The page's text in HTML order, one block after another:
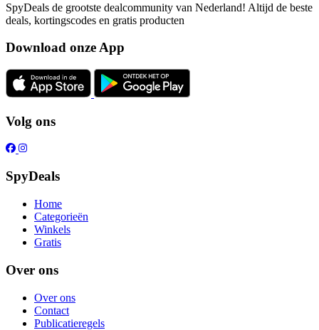
SpyDeals de grootste dealcommunity van Nederland! Altijd de beste
deals, kortingscodes en gratis producten
Download onze App
Volg ons
SpyDeals
Home
Categorieën
Winkels
Gratis
Over ons
Over ons
Contact
Publicatieregels